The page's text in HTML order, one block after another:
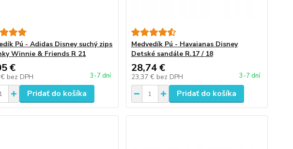
Pú - Adidas Disney suchý zips
Winnie & Friends R 21
€
bez DPH 3-7 dní
Pridať do košíka
Medvedík Pú - Havaianas Disney
Detské sandále R.17 / 18
28,74 €
23,37 € bez DPH 3-7 dní
Pridať do košíka